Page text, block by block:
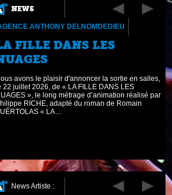
NEWS
ANTHONY DELNOMDEDIEU
FILLE DANS LES
avons le plaisir d'annoncer la sortie en salles,
22 juillet 2026, de « LA FILLE DANS LES
», le long métrage d’animation réalisé par
RICHE, adapté du roman de Romain
« LA ...
News Artiste :